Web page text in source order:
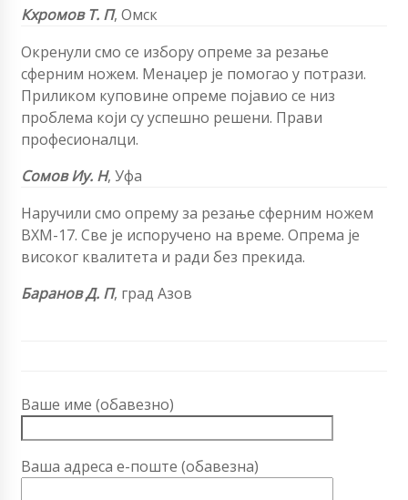
Кхромов Т. П, Омск
Окренули смо се избору опреме за резање
сферним ножем. Менаџер је помогао у потрази.
Приликом куповине опреме појавио се низ
проблема који су успешно решени. Прави
професионалци.
Сомов Иу. Н, Уфа
Наручили смо опрему за резање сферним ножем
ВХМ-17. Све је испоручено на време. Опрема је
високог квалитета и ради без прекида.
Баранов Д. П, град Азов
Ваше име (обавезно)
Ваша адреса е-поште (обавезна)